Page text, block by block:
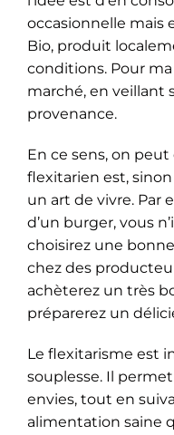
occasionnelle mais
Bio, produit
conditions. Pour ma
marché, en veillant
provenance.
En ce sens, on
flexitarien est,
un art de vivre. Par
d’un burger, vous
choisirez une
chez des
achèterez un très
préparerez un
Le flexitarisme est
souplesse. Il
envies, tout en
alimentation saine